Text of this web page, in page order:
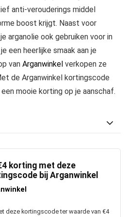
anti-verouderings middel
boost krijgt. Naast voor
arganolie ook gebruiken voor in
een heerlijke smaak aan je
van Arganwinkel verkopen ze
de Arganwinkel kortingscode
mooie korting op je aanschaf.
korting met deze
bij Arganwinkel
deze kortingscode ter waarde van €4